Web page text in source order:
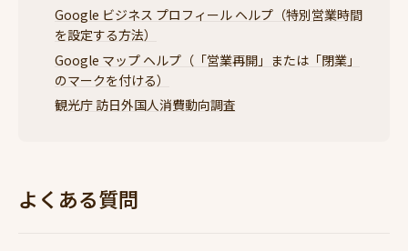
Google ビジネス プロフィール ヘルプ（特別営業時間
を設定する方法）
Google マップ ヘルプ（「営業再開」または「閉業」
のマークを付ける）
観光庁 訪日外国人消費動向調査
よくある質問